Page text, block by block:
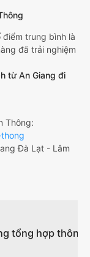
trung bình là
đã trải nghiệm
từ An Giang đi
Thông:
Đà Lạt - Lâm
tổng hợp thông